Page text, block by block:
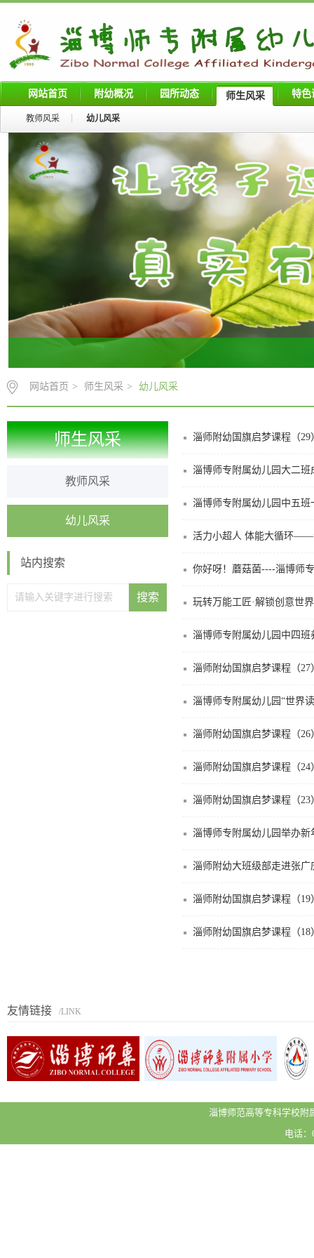
网站首页 附幼概况 园所动态 师生风采 特色
教师风采 幼儿风采
网站首页 > 师生风采 > 幼儿风采
师生风采
教师风采
幼儿风采
站内搜索
淄师附幼国旗启梦课程（
淄博师专附属幼儿园大二班
淄博师专附属幼儿园中五班
活力小超人 体能大循环——
你好呀！蘑菇菌----淄博师
玩转万能工匠·解锁创意世界
淄博师专附属幼儿园中四班
淄师附幼国旗启梦课程（
淄博师专附属幼儿园“世界
淄师附幼国旗启梦课程（
淄师附幼国旗启梦课程（
淄师附幼国旗启梦课程（
淄博师专附属幼儿园举办新
淄师附幼大班级部走进张
淄师附幼国旗启梦课程（
淄师附幼国旗启梦课程（
友情链接 /LINK
淄博师范高等专科学校附
电话